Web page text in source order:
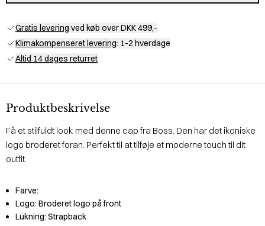
Gratis levering ved køb over DKK 499,-
Klimakompenseret levering: 1-2 hverdage
Altid 14 dages returret
Produktbeskrivelse
Få et stilfuldt look med denne cap fra Boss. Den har det ikoniske
logo broderet foran. Perfekt til at tilføje et moderne touch til dit
outfit.
Farve:
Logo: Broderet logo på front
Lukning: Strapback